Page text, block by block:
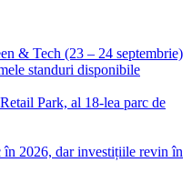
& Tech (23 – 24 septembrie)
standuri disponibile
Park, al 18-lea parc de
2026, dar investițiile revin în